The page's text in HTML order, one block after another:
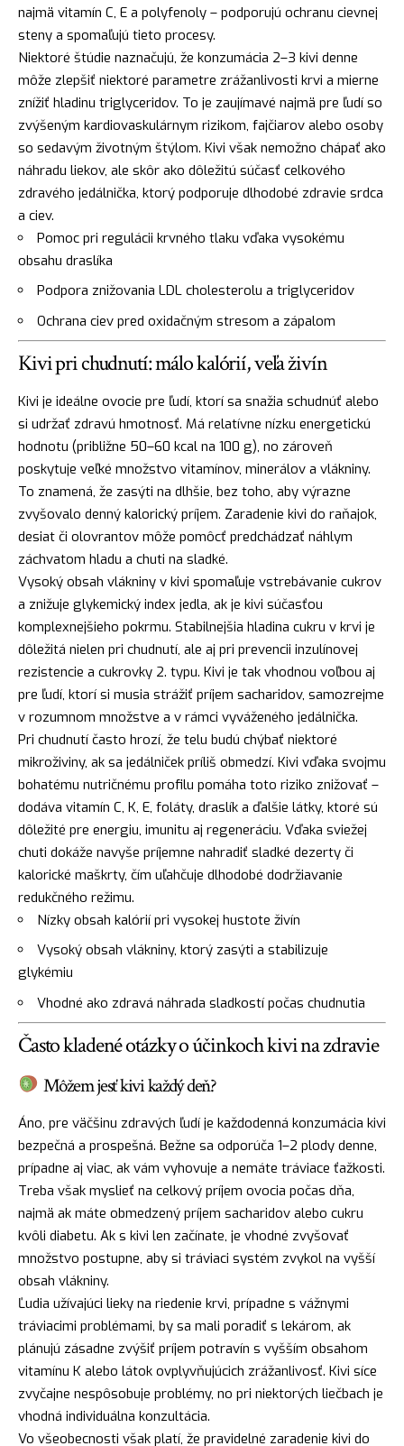
najmä vitamín C, E a polyfenoly – podporujú ochranu cievnej
steny a spomaľujú tieto procesy.
Niektoré štúdie naznačujú, že konzumácia 2–3 kivi denne
môže zlepšiť niektoré parametre zrážanlivosti krvi a mierne
znížiť hladinu triglyceridov. To je zaujímavé najmä pre ľudí so
zvýšeným kardiovaskulárnym rizikom, fajčiarov alebo osoby
so sedavým životným štýlom. Kivi však nemožno chápať ako
náhradu liekov, ale skôr ako dôležitú súčasť celkového
zdravého jedálnička, ktorý podporuje dlhodobé zdravie srdca
a ciev.
Pomoc pri regulácii krvného tlaku vďaka vysokému
obsahu draslíka
Podpora znižovania LDL cholesterolu a triglyceridov
Ochrana ciev pred oxidačným stresom a zápalom
Kivi pri chudnutí: málo kalórií, veľa živín
Kivi je ideálne ovocie pre ľudí, ktorí sa snažia schudnúť alebo
si udržať zdravú hmotnosť. Má relatívne nízku energetickú
hodnotu (približne 50–60 kcal na 100 g), no zároveň
poskytuje veľké množstvo vitamínov, minerálov a vlákniny.
To znamená, že zasýti na dlhšie, bez toho, aby výrazne
zvyšovalo denný kalorický príjem. Zaradenie kivi do raňajok,
desiat či olovrantov môže pomôcť predchádzať náhlym
záchvatom hladu a chuti na sladké.
Vysoký obsah vlákniny v kivi spomaľuje vstrebávanie cukrov
a znižuje glykemický index jedla, ak je kivi súčasťou
komplexnejšieho pokrmu. Stabilnejšia hladina cukru v krvi je
dôležitá nielen pri chudnutí, ale aj pri prevencii inzulínovej
rezistencie a cukrovky 2. typu. Kivi je tak vhodnou voľbou aj
pre ľudí, ktorí si musia strážiť príjem sacharidov, samozrejme
v rozumnom množstve a v rámci vyváženého jedálnička.
Pri chudnutí často hrozí, že telu budú chýbať niektoré
mikroživiny, ak sa jedálniček príliš obmedzí. Kivi vďaka svojmu
bohatému nutričnému profilu pomáha toto riziko znižovať –
dodáva vitamín C, K, E, foláty, draslík a ďalšie látky, ktoré sú
dôležité pre energiu, imunitu aj regeneráciu. Vďaka sviežej
chuti dokáže navyše príjemne nahradiť sladké dezerty či
kalorické maškrty, čím uľahčuje dlhodobé dodržiavanie
redukčného režimu.
Nízky obsah kalórií pri vysokej hustote živín
Vysoký obsah vlákniny, ktorý zasýti a stabilizuje
glykémiu
Vhodné ako zdravá náhrada sladkostí počas chudnutia
Často kladené otázky o účinkoch kivi na zdravie
Môžem jesť kivi každý deň?
Áno, pre väčšinu zdravých ľudí je každodenná konzumácia kivi
bezpečná a prospešná. Bežne sa odporúča 1–2 plody denne,
prípadne aj viac, ak vám vyhovuje a nemáte tráviace ťažkosti.
Treba však myslieť na celkový príjem ovocia počas dňa,
najmä ak máte obmedzený príjem sacharidov alebo cukru
kvôli diabetu. Ak s kivi len začínate, je vhodné zvyšovať
množstvo postupne, aby si tráviaci systém zvykol na vyšší
obsah vlákniny.
Ľudia užívajúci lieky na riedenie krvi, prípadne s vážnymi
tráviacimi problémami, by sa mali poradiť s lekárom, ak
plánujú zásadne zvýšiť príjem potravín s vyšším obsahom
vitamínu K alebo látok ovplyvňujúcich zrážanlivosť. Kivi síce
zvyčajne nespôsobuje problémy, no pri niektorých liečbach je
vhodná individuálna konzultácia.
Vo všeobecnosti však platí, že pravidelné zaradenie kivi do